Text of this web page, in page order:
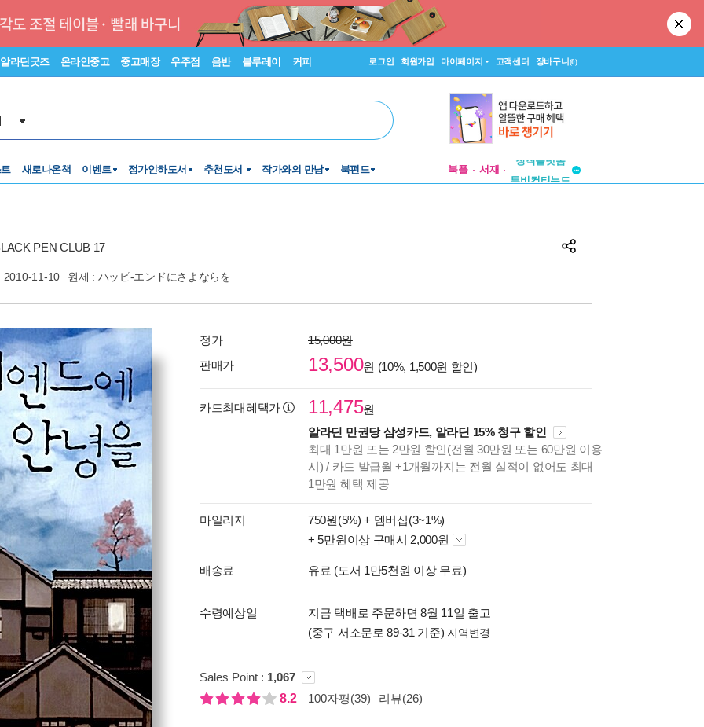
알라딘굿즈 온라인중고 중고매장 우주점 음반 블루레이 커피 로그인 회원가입 마이페이지 고객센터 장바구니(0)
새로나온책 이벤트 정가인하도서 추천도서 작가와의 만남 북펀드 북플 서재
투비컨티뉴드
PEN CLUB 17
2010-11-10 원제 : ハッピ-エンドにさよならを
정가
15,000원
판매가
13,500원 (10%, 1,500원 할인)
카드최대혜택가 11,475원
알라딘 만권당 삼성카드, 알라딘 15% 청구 할인
최대 1만원 또는 2만원 할인(전월 30만원 또는 60만원 이용
시) / 카드 발급월 +1개월까지는 전월 실적이 없어도 최대
1만원 혜택 제공
마일리지 750원(5%) + 멤버십(3~1%)
+ 5만원이상 구매시 2,000원
배송료 유료 (도서 1만5천원 이상 무료)
수령예상일
지금 택배로 주문하면 8월 11일 출고
(중구 서소문로 89-31 기준) 지역변경
Sales Point : 1,067
8.2
100자평(39) 리뷰(26)